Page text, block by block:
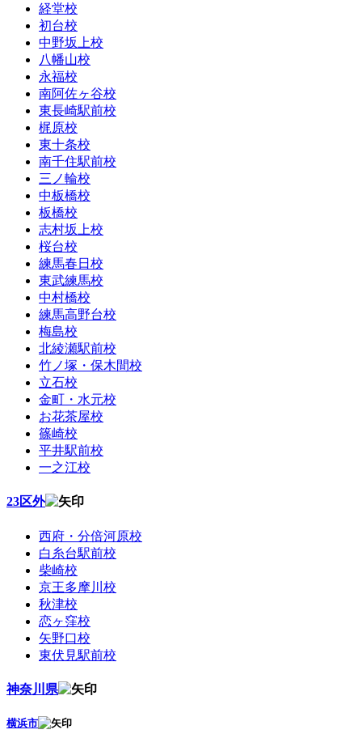
経堂校
初台校
中野坂上校
八幡山校
永福校
南阿佐ヶ谷校
東長崎駅前校
梶原校
東十条校
南千住駅前校
三ノ輪校
中板橋校
板橋校
志村坂上校
桜台校
練馬春日校
東武練馬校
中村橋校
練馬高野台校
梅島校
北綾瀬駅前校
竹ノ塚・保木間校
立石校
金町・水元校
お花茶屋校
篠崎校
平井駅前校
一之江校
23区外
西府・分倍河原校
白糸台駅前校
柴崎校
京王多摩川校
秋津校
恋ヶ窪校
矢野口校
東伏見駅前校
神奈川県
横浜市